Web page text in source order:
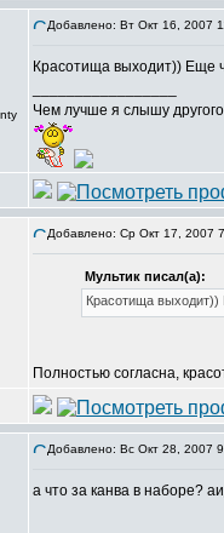
Добавлено: Вт Окт 16, 2007
Красотища выходит)) Еще
Чем лучше я слышу
Добавлено: Ср Окт 17, 2007
Мультик писал(а):
Красотища
Полностью согласна,
Добавлено: Вс Окт 28, 2007
а что за канва в наборе?